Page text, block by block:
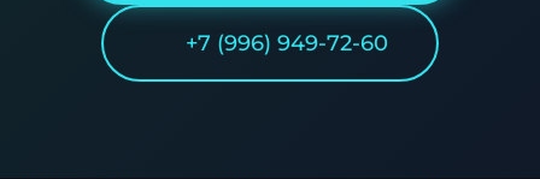
+7 (996) 949-72-60